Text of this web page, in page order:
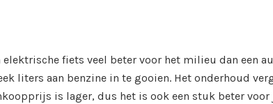
fiets veel beter voor het milieu dan een
liters aan benzine in te gooien. Het onderhoud
is lager, dus het is ook een stuk beter voor